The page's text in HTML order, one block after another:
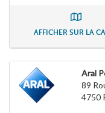
AFFICHER SUR LA
Aral
89
4750